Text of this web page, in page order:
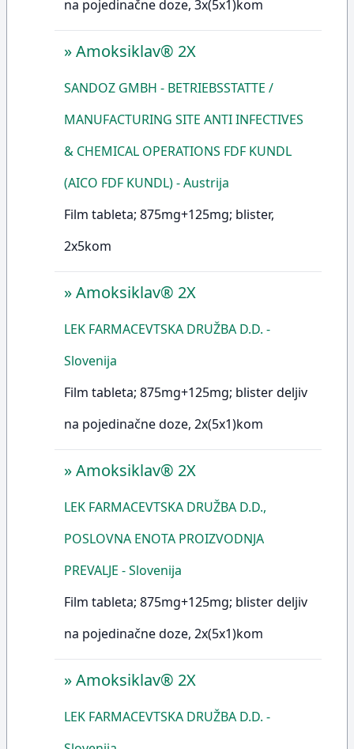
na pojedinačne doze, 3x(5x1)kom
»Amoksiklav® 2X
SANDOZ GMBH - BETRIEBSSTATTE /
MANUFACTURING SITE ANTI INFECTIVES
& CHEMICAL OPERATIONS FDF KUNDL
(AICO FDF KUNDL) - Austrija
Film tableta; 875mg+125mg; blister,
2x5kom
»Amoksiklav® 2X
LEK FARMACEVTSKA DRUŽBA D.D. -
Slovenija
Film tableta; 875mg+125mg; blister deljiv
na pojedinačne doze, 2x(5x1)kom
»Amoksiklav® 2X
LEK FARMACEVTSKA DRUŽBA D.D.,
POSLOVNA ENOTA PROIZVODNJA
PREVALJE - Slovenija
Film tableta; 875mg+125mg; blister deljiv
na pojedinačne doze, 2x(5x1)kom
»Amoksiklav® 2X
LEK FARMACEVTSKA DRUŽBA D.D. -